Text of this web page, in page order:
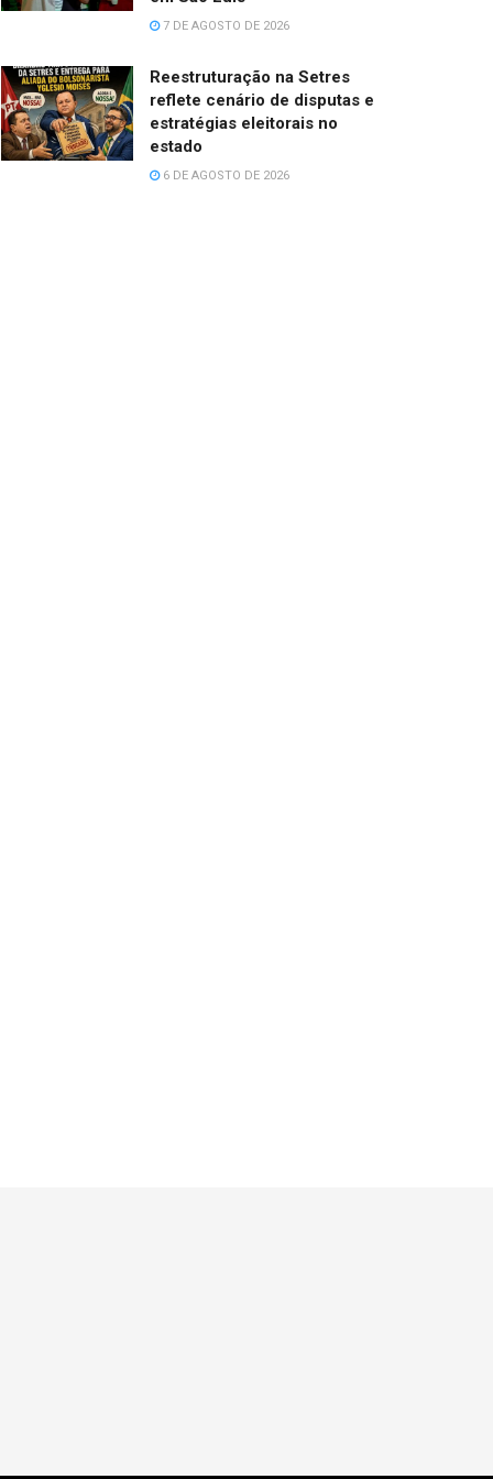
7 DE AGOSTO DE 2026
Reestruturação na Setres
reflete cenário de disputas e
estratégias eleitorais no
estado
6 DE AGOSTO DE 2026